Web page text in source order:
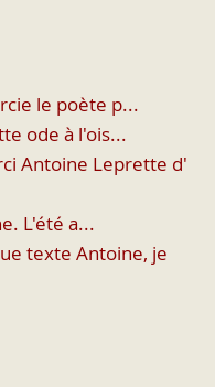
le poète p...
ode à l'ois...
Antoine Leprette d'
L'été a...
texte Antoine, je